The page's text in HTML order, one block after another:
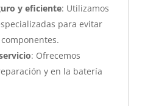
y eficiente: Utilizamos
para evitar
: Ofrecemos
y en la batería